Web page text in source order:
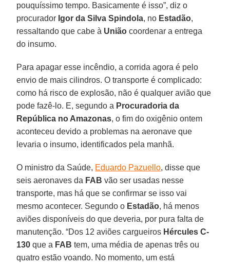
pouquíssimo tempo. Basicamente é isso”, diz o
procurador Igor da Silva Spindola, no Estadão,
ressaltando que cabe à União coordenar a entrega
do insumo.
Para apagar esse incêndio, a corrida agora é pelo
envio de mais cilindros. O transporte é complicado:
como há risco de explosão, não é qualquer avião que
pode fazê-lo. E, segundo a Procuradoria da
República no Amazonas, o fim do oxigênio ontem
aconteceu devido a problemas na aeronave que
levaria o insumo, identificados pela manhã.
O ministro da Saúde, Eduardo Pazuello, disse que
seis aeronaves da FAB vão ser usadas nesse
transporte, mas há que se confirmar se isso vai
mesmo acontecer. Segundo o Estadão, há menos
aviões disponíveis do que deveria, por pura falta de
manutenção. “Dos 12 aviões cargueiros Hércules C-
130 que a FAB tem, uma média de apenas três ou
quatro estão voando. No momento, um está